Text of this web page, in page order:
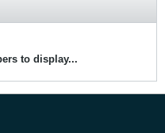
to display...